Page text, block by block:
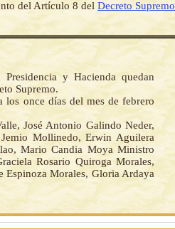
del Artículo 8 del Decreto Supremo
y Hacienda quedan
Supremo.
los once días del mes de febrero
José Antonio Galindo Neder,
Mollinedo, Erwin Aguilera
Mario Candia Moya Ministro
Rosario Quiroga Morales,
Morales, Gloria Ardaya